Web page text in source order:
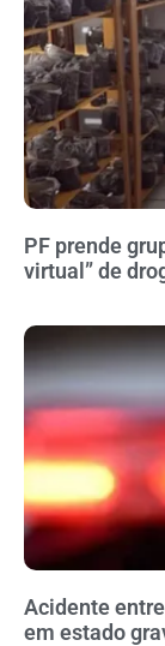
PF prende
virtual” de
Acidente
em estado